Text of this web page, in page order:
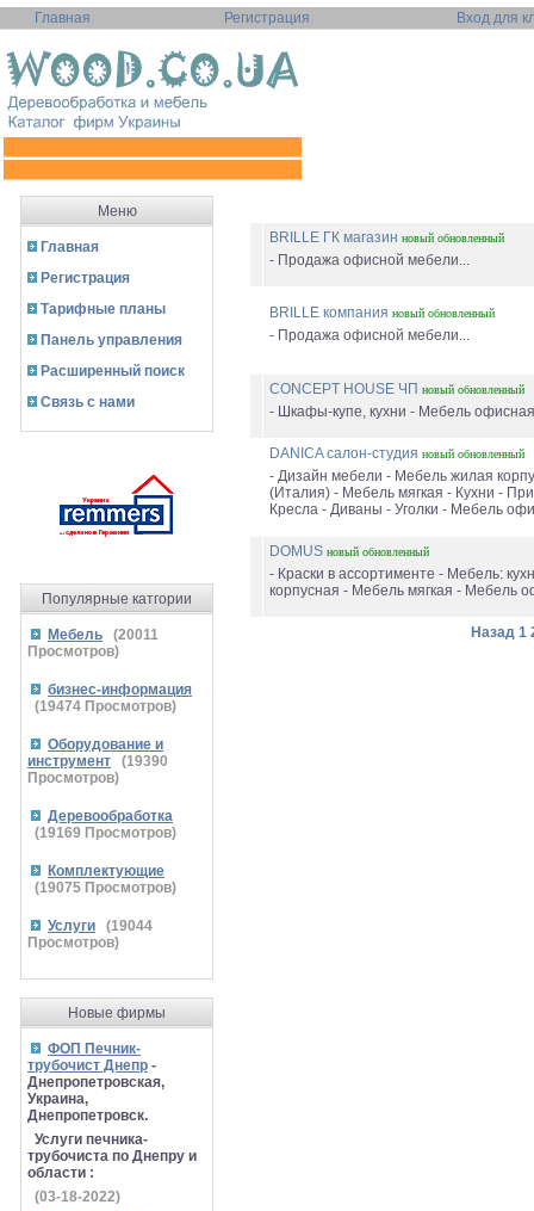
Главная Регистрация Вход для
Меню
Главная
Регистрация
Тарифные планы
Панель управления
Расширенный поиск
Связь с нами
Популярные катгории
Мебель (20011
Просмотров)
бизнес-информация
(19474 Просмотров)
Оборудование и
инструмент
(19390
Просмотров)
Деревообработка
(19169 Просмотров)
Комплектующие
(19075 Просмотров)
Услуги (19044
Просмотров)
Новые фирмы
ФОП Печник-
трубочист Днепр -
Днепропетровская,
Украина,
Днепропетровск.
Услуги печника-
трубочиста по Днепру и
области :
(03-18-2022)
BRILLE ГК магазин новый обновленный
- Продажа офисной мебели...
BRILLE компания новый обновленный
- Продажа офисной мебели...
CONCEPT HOUSE ЧП новый обновленный
- Шкафы-купе, кухни - Мебель
DANICA салон-студия новый обновленный
- Дизайн мебели - Мебель жилая
(Италия) - Мебель мягкая - Кухни -
Кресла - Диваны - Уголки - Мебель
DOMUS новый обновленный
- Краски в ассортименте - Мебель:
корпусная - Мебель мягкая - Мебель
Назад 1